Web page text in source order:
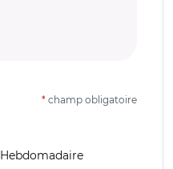
* champ obligatoire
Hebdomadaire